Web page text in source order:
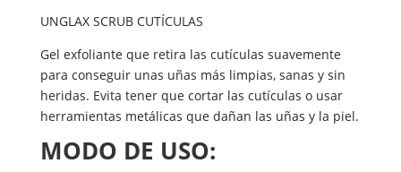
UNGLAX SCRUB CUTÍCULAS
Gel exfoliante que retira las cutículas suavemente
para conseguir unas uñas más limpias, sanas y sin
heridas. Evita tener que cortar las cutículas o usar
herramientas metálicas que dañan las uñas y la piel.
MODO DE USO: